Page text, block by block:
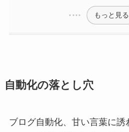
もっと見る
自動化の落とし穴
ブログ自動化、甘い言葉に誘